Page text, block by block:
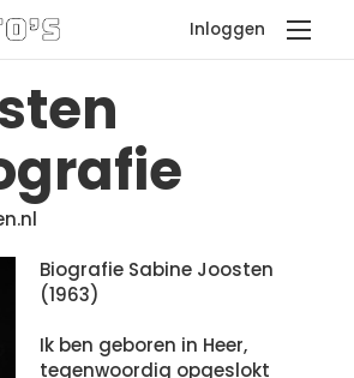
Inloggen
Biografie Sabine Joosten
(1963)
Ik ben geboren in Heer,
tegenwoordig opgeslokt